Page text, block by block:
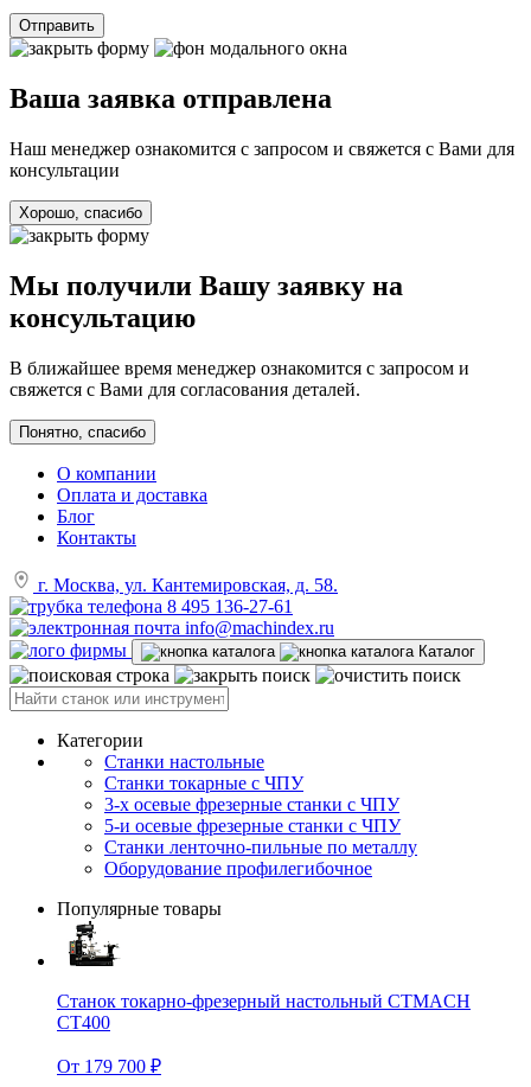
Отправить
Ваша заявка отправлена
Наш менеджер ознакомится с запросом и свяжется с Вами для
консультации
Хорошо, спасибо
Мы получили Вашу заявку на
консультацию
В ближайшее время менеджер ознакомится с запросом и
свяжется с Вами для согласования деталей.
Понятно, спасибо
О компании
Оплата и доставка
Блог
Контакты
г. Москва, ул. Кантемировская, д. 58.
8 495 136-27-61
info@machindex.ru
Каталог
Категории
Станки настольные
Станки токарные с ЧПУ
3-х осевые фрезерные станки с ЧПУ
5-и осевые фрезерные станки с ЧПУ
Станки ленточно-пильные по металлу
Оборудование профилегибочное
Популярные товары
Станок токарно-фрезерный настольный CTMACH
CT400
От 179 700 ₽